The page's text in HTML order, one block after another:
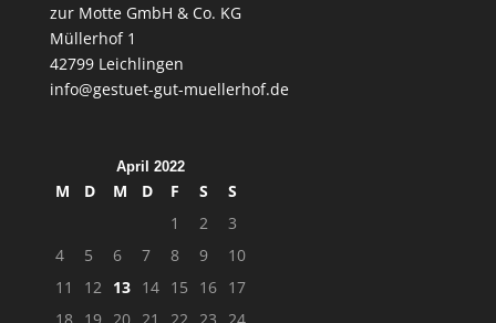
zur Motte GmbH & Co. KG
Müllerhof 1
42799 Leichlingen
info@gestuet-gut-muellerhof.de
April 2022
M D M D F S
S
1
2
3
4
5 6 7 8 9
10
11
12 13 14 15 16 17